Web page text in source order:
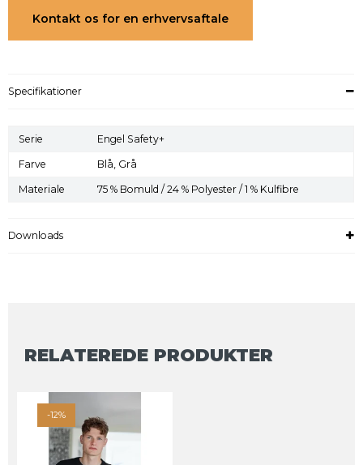
Kontakt os for en erhvervsaftale
Specifikationer
Serie Engel Safety+
Farve Blå, Grå
Materiale 75 % Bomuld / 24 % Polyester / 1 % Kulfibre
Downloads
RELATEREDE PRODUKTER
-12%